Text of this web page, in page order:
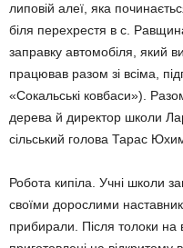
липовій алеї, яка
біля перехрестя в с.
заправку автомобіля, який
працював разом зі всіма,
«Сокальські ковбаси»).
дерева й директор школи
сільський голова Тарас
Робота кипіла. Учні школи
своїми дорослими
прибирали. Після толоки на